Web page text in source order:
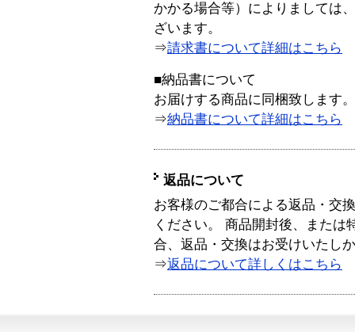
かかる場合等）によりましては
ざいます。
⇒請求書について詳細はこちら
■納品書について
お届けする商品に同梱致します。
⇒納品書について詳細はこちら
返品について
お客様のご都合による返品・交
ください。 商品開封後、または
合、返品・交換はお受けいたし
⇒返品について詳しくはこちら